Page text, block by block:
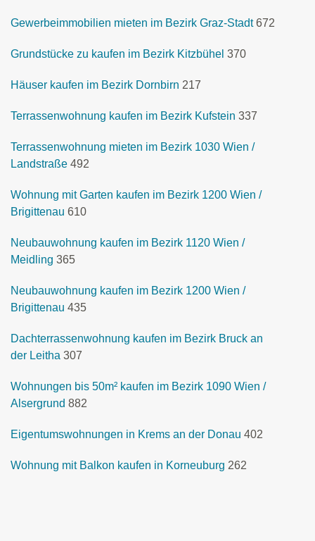
Gewerbeimmobilien mieten im Bezirk Graz-Stadt 672
Grundstücke zu kaufen im Bezirk Kitzbühel 370
Häuser kaufen im Bezirk Dornbirn 217
Terrassenwohnung kaufen im Bezirk Kufstein 337
Terrassenwohnung mieten im Bezirk 1030 Wien /
Landstraße 492
Wohnung mit Garten kaufen im Bezirk 1200 Wien /
Brigittenau 610
Neubauwohnung kaufen im Bezirk 1120 Wien /
Meidling 365
Neubauwohnung kaufen im Bezirk 1200 Wien /
Brigittenau 435
Dachterrassenwohnung kaufen im Bezirk Bruck an
der Leitha 307
Wohnungen bis 50m² kaufen im Bezirk 1090 Wien /
Alsergrund 882
Eigentumswohnungen in Krems an der Donau 402
Wohnung mit Balkon kaufen in Korneuburg 262